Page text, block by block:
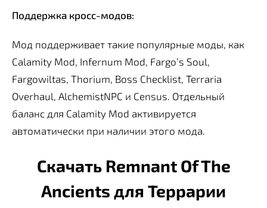
Поддержка кросс-модов:
Мод поддерживает такие популярные моды, как
Calamity Mod, Infernum Mod, Fargo’s Soul,
Fargowiltas, Thorium, Boss Checklist, Terraria
Overhaul, AlchemistNPC и Census. Отдельный
баланс для Calamity Mod активируется
автоматически при наличии этого мода.
Скачать Remnant Of The
Ancients для Террарии